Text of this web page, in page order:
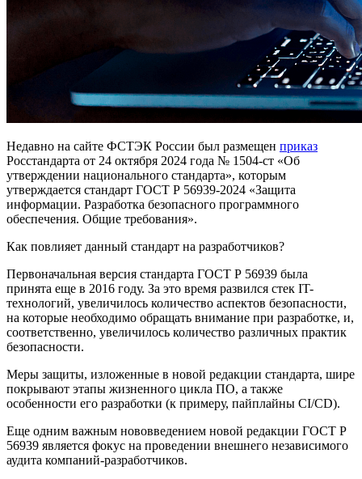
Недавно на сайте ФСТЭК России был размещен приказ
Росстандарта от 24 октября 2024 года № 1504-ст «Об
утверждении национального стандарта», которым
утверждается стандарт ГОСТ Р 56939-2024 «Защита
информации. Разработка безопасного программного
обеспечения. Общие требования».
Как повлияет данный стандарт на разработчиков?
Первоначальная версия стандарта ГОСТ Р 56939 была
принята еще в 2016 году. За это время развился стек IT-
технологий, увеличилось количество аспектов безопасности,
на которые необходимо обращать внимание при разработке, и,
соответственно, увеличилось количество различных практик
безопасности.
Меры защиты, изложенные в новой редакции стандарта, шире
покрывают этапы жизненного цикла ПО, а также
особенности его разработки (к примеру, пайплайны CI/CD).
Еще одним важным нововведением новой редакции ГОСТ Р
56939 является фокус на проведении внешнего независимого
аудита компаний-разработчиков.